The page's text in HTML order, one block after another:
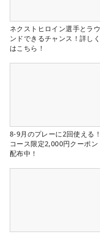
ネクストヒロイン選手とラウ
ンドできるチャンス！詳しく
はこちら！
8-9月のプレーに2回使える！
コース限定2,000円クーポン
配布中！